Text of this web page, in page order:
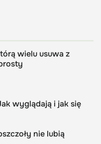
wielu usuwa z
wyglądają i jak się
nie lubią